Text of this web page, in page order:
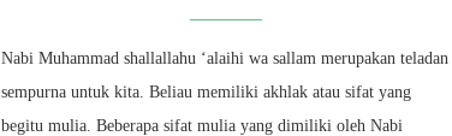
Nabi Muhammad shallallahu ‘alaihi wa sallam merupakan teladan
sempurna untuk kita. Beliau memiliki akhlak atau sifat yang
begitu mulia. Beberapa sifat mulia yang dimiliki oleh Nabi